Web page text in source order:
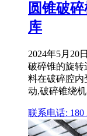
圆锥破
库
2024年5月20
破碎锥的旋转
料在破碎腔内
动,破碎锥绕
联系电话: 180